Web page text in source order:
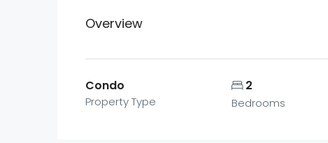
Overview
Condo
Property Type
2
Bedrooms